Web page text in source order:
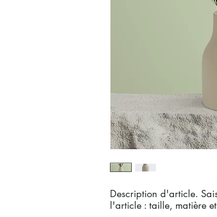
Description d'article.
l'article : taille, matière